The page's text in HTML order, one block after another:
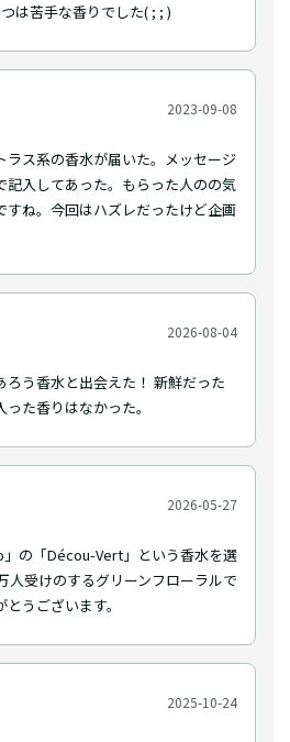
は苦手な香りでした( ; ; )
2023-09-08
ラス系の香水が届いた。メッセージ
記入してあった。もらった人のの気
すね。今回はハズレだったけど企画
2026-08-04
ろう香水と出会えた！ 新鮮だった
た香りはなかった。
2026-05-27
の「Décou-Vert」という香水を選
人受けのするグリーンフローラルで
うございます。
2025-10-24